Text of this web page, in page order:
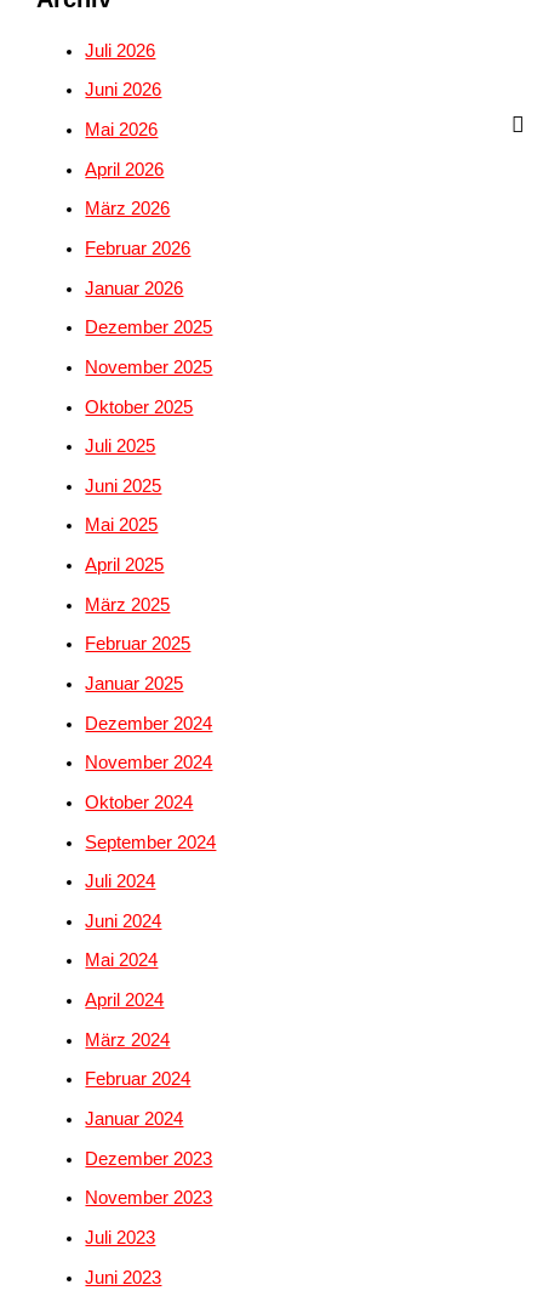
Juli 2026
Juni 2026
Mai 2026
April 2026
März 2026
Februar 2026
Januar 2026
Dezember 2025
November 2025
Oktober 2025
Juli 2025
Juni 2025
Mai 2025
April 2025
März 2025
Februar 2025
Januar 2025
Dezember 2024
November 2024
Oktober 2024
September 2024
Juli 2024
Juni 2024
Mai 2024
April 2024
März 2024
Februar 2024
Januar 2024
Dezember 2023
November 2023
Juli 2023
Juni 2023